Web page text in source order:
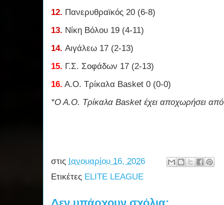
12. Πανερυθραϊκός 20 (6-8)
13. Νίκη Βόλου 19 (4-11)
14. Αιγάλεω 17 (2-13)
15. Γ.Σ. Σοφάδων 17 (2-13)
16. Α.Ο. Τρίκαλα Basket 0 (0-0)
*Ο Α.Ο. Τρίκαλα Basket έχει αποχωρήσει
στις Ιανουαρίου 16, 2026
Ετικέτες ELITE LEAGUE